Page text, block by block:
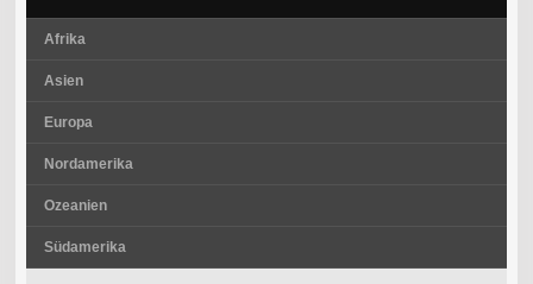
Afrika
Asien
Europa
Nordamerika
Ozeanien
Südamerika